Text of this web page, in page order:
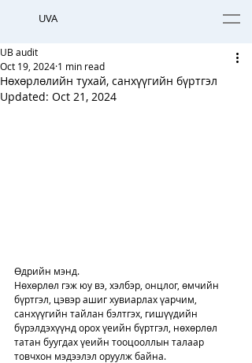
UVA
Нөхөрлөлийн тухай, санхүүгийн бүртгэл
UB audit
Oct 19, 2024 1 min read
Updated: Oct 21, 2024
Өдрийн мэнд.
Нөхөрлөл гэж юу вэ, хэлбэр, онцлог, өмчийн
бүртгэл, цэвэр ашиг хувиарлах үарчим,
санхүүгийн тайлан бэлтгэх, гишүүдийн
бүрэлдэхүүнд орох үеийн бүртгэл, нөхөрлөл
татан буугдах үеийн тооцооллын талаар
товчхон мэдээлэл оруулж байна.